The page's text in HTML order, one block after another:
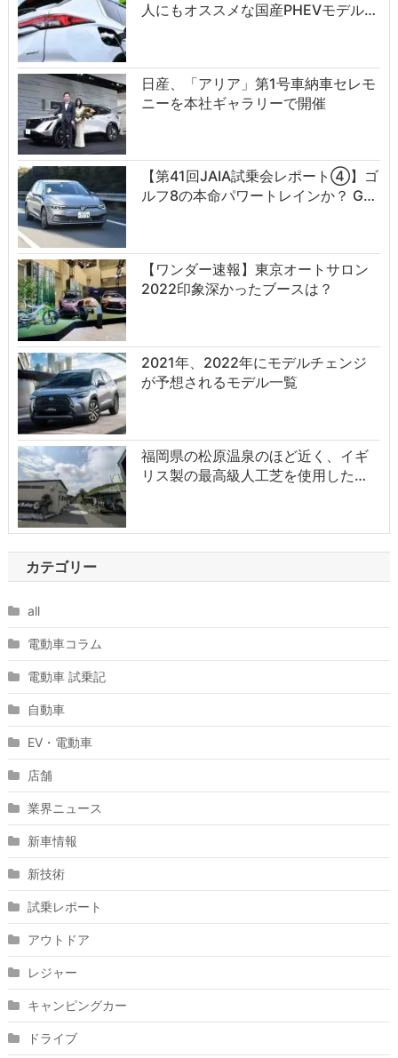
人にもオススメな国産PHEVモデル…
日産、「アリア」第1号車納車セレモ
ニーを本社ギャラリーで開催
【第41回JAIA試乗会レポート④】ゴ
ルフ8の本命パワートレインか？ G…
【ワンダー速報】東京オートサロン
2022印象深かったブースは？
2021年、2022年にモデルチェンジ
が予想されるモデル一覧
福岡県の松原温泉のほど近く、イギ
リス製の最高級人工芝を使用した…
カテゴリー
all
電動車コラム
電動車 試乗記
自動車
EV・電動車
店舗
業界ニュース
新車情報
新技術
試乗レポート
アウトドア
レジャー
キャンピングカー
ドライブ